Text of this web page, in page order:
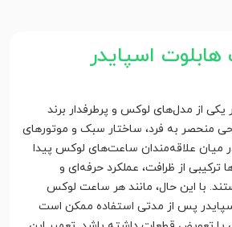
اسپایدر
از مدل‌های لوکس و پرطرفدار برند
منحصر به فرد، ساختار سبک و موتورهای
میان علاقه‌مندان ساعت‌های لوکس پیدا
از ظرافت، عملکرد حرفه‌ای و
با این حال، مانند هر ساعت لوکس
پس از مدتی استفاده ممکن است